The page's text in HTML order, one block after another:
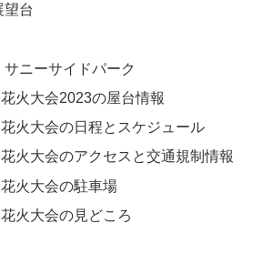
望台
ニーサイドパーク
火大会2023の屋台情報
火大会の日程とスケジュール
火大会のアクセスと交通規制情報
火大会の駐車場
火大会の見どころ